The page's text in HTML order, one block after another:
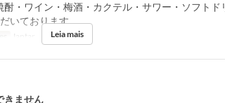
・ワイン・梅酒・カクテル・サワー・ソフトド
いております
Jantar Leia mais
きません